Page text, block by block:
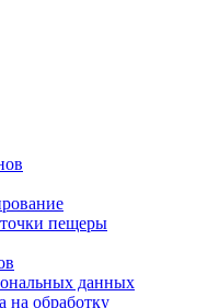
пещеры
данных
на обработку